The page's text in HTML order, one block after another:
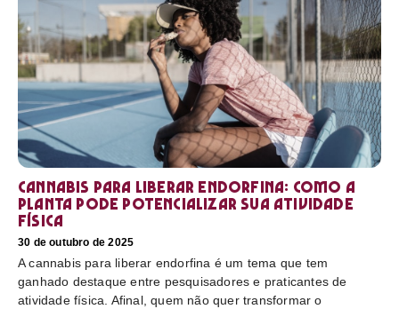
Cannabis para liberar endorfina: como a
planta pode potencializar sua atividade
física
30 de outubro de 2025
A cannabis para liberar endorfina é um tema que tem
ganhado destaque entre pesquisadores e praticantes de
atividade física. Afinal, quem não quer transformar o